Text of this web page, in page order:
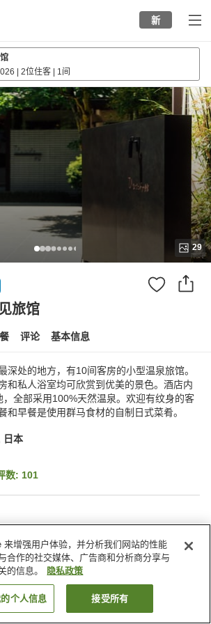
新
2位住客 1间
29
旅馆
评论 基本信息
深处的地方，有10间客房的小型温泉旅馆。
和私人浴室均可欣赏到优美的景色。酒店内
全部采用100%天然温泉。欢迎有纹身的客
和早餐是使用群马食材的自制日式菜肴。
日本
数: 101
包间餐厅
中之条町 四万温泉 日向见旅馆
搜索客房
来增强用户体验，并分析我们网站的性能
合作的社交媒体、广告商和分析商分享与
的信息。
隐私政策
个人信息 接受所有